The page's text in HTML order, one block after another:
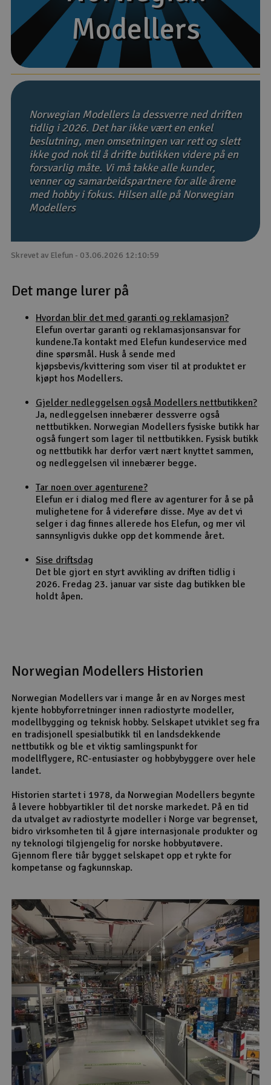
Båter
Droner
Droner for FPV
Fly
Helikopter
Kamerautstyr
Modellbygging, LEGO & byggesett
Outlet
Radioutstyr
Raketter
Smarthjem, lek & hobby
Solenergi
Sparkesykler & elkjøretøy
Gavekort
Modellers
Modellers
Norwegian Modellers la dessverre ned driften
tidlig i 2026. Det har ikke vært en enkel
beslutning, men omsetningen var rett og slett
ikke god nok til å drifte butikken videre på en
forsvarlig måte. Vi må takke alle kunder,
venner og samarbeidspartnere for alle årene
med hobby i fokus. Hilsen alle på Norwegian
Modellers
Skrevet av Elefun - 03.06.2026 12:10:59
Det mange lurer på
Hvordan blir det med garanti og reklamasjon?
Elefun overtar garanti og reklamasjonsansvar for
kundene.Ta kontakt med Elefun kundeservice med
dine spørsmål. Husk å sende med
kjøpsbevis/kvittering som viser til at produktet er
kjøpt hos Modellers.
Gjelder nedleggelsen også Modellers nettbutikken?
Ja, nedleggelsen innebærer dessverre også
nettbutikken. Norwegian Modellers fysiske butikk har
også fungert som lager til nettbutikken. Fysisk butikk
og nettbutikk har derfor vært nært knyttet sammen,
og nedleggelsen vil innebærer begge.
Tar noen over agenturene?
Elefun er i dialog med flere av agenturer for å se på
mulighetene for å videreføre disse. Mye av det vi
selger i dag finnes allerede hos Elefun, og mer vil
sannsynligvis dukke opp det kommende året.
Sise driftsdag
Det ble gjort en styrt avvikling av driften tidlig i
2026. Fredag 23. januar var siste dag butikken ble
holdt åpen.
Norwegian Modellers Historien
Norwegian Modellers var i mange år en av Norges mest
kjente hobbyforretninger innen radiostyrte modeller,
modellbygging og teknisk hobby. Selskapet utviklet seg fra
en tradisjonell spesialbutikk til en landsdekkende
nettbutikk og ble et viktig samlingspunkt for
modellflygere, RC-entusiaster og hobbybyggere over hele
landet.
Historien startet i 1978, da Norwegian Modellers begynte
å levere hobbyartikler til det norske markedet. På en tid
da utvalget av radiostyrte modeller i Norge var begrenset,
bidro virksomheten til å gjøre internasjonale produkter og
ny teknologi tilgjengelig for norske hobbyutøvere.
Gjennom flere tiår bygget selskapet opp et rykte for
kompetanse og fagkunnskap.